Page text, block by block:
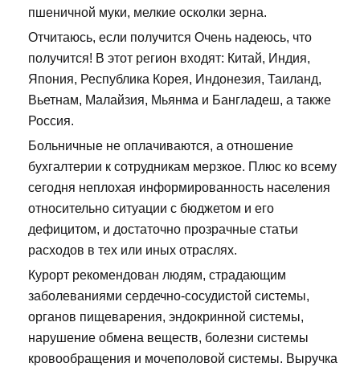
пшеничной муки, мелкие осколки зерна.
Отчитаюсь, если получится Очень надеюсь, что
получится! В этот регион входят: Китай, Индия,
Япония, Республика Корея, Индонезия, Таиланд,
Вьетнам, Малайзия, Мьянма и Бангладеш, а также
Россия.
Больничные не оплачиваются, а отношение
бухгалтерии к сотрудникам мерзкое. Плюс ко всему
сегодня неплохая информированность населения
относительно ситуации с бюджетом и его
дефицитом, и достаточно прозрачные статьи
расходов в тех или иных отраслях.
Курорт рекомендован людям, страдающим
заболеваниями сердечно-сосудистой системы,
органов пищеварения, эндокринной системы,
нарушение обмена веществ, болезни системы
кровообращения и мочеполовой системы. Выручка